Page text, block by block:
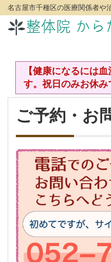
名古屋市千種区の医療関係者や
【健康になるには
す。祝日のみお休み
ご予約・お